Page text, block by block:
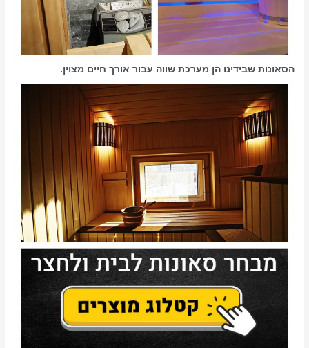
הסאונות שבידינו הן מערכת שווה עבור אורך חיים מצוין.